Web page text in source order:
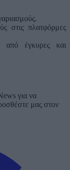
στις πλατφόρμες
από έγκυρες και
για να
μας στον